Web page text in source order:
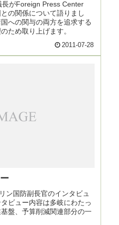
がForeign Press Center
の関係について語りまし
への関与の両方を追求する
ため取り上げます。
2011-07-28
ン国防副長官のインタビュ
ビュー内容は多岐にわたっ
盤、予算削減関連部分の一